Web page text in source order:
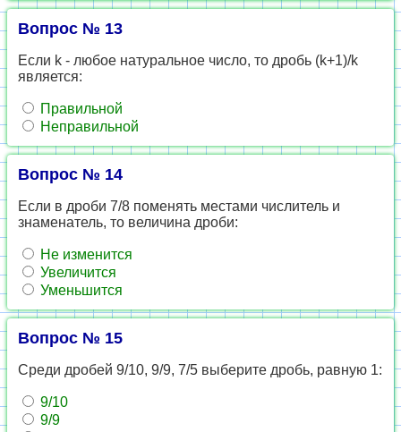
Вопрос № 13
Если k - любое натуральное число, то дробь (k+1)/k
является:
Правильной
Неправильной
Вопрос № 14
Если в дроби 7/8 поменять местами числитель и
знаменатель, то величина дроби:
Не изменится
Увеличится
Уменьшится
Вопрос № 15
Среди дробей 9/10, 9/9, 7/5 выберите дробь, равную 1:
9/10
9/9